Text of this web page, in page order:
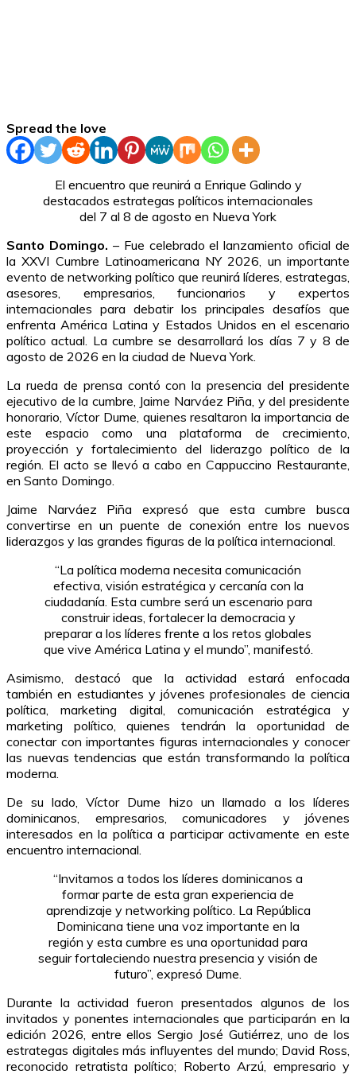
Spread the love
El encuentro que reunirá a Enrique Galindo y
destacados estrategas políticos internacionales
del 7 al 8 de agosto en Nueva York
Santo Domingo. – Fue celebrado el lanzamiento oficial de
la XXVI Cumbre Latinoamericana NY 2026, un importante
evento de networking político que reunirá líderes, estrategas,
asesores, empresarios, funcionarios y expertos
internacionales para debatir los principales desafíos que
enfrenta América Latina y Estados Unidos en el escenario
político actual. La cumbre se desarrollará los días 7 y 8 de
agosto de 2026 en la ciudad de Nueva York.
La rueda de prensa contó con la presencia del presidente
ejecutivo de la cumbre, Jaime Narváez Piña, y del presidente
honorario, Víctor Dume, quienes resaltaron la importancia de
este espacio como una plataforma de crecimiento,
proyección y fortalecimiento del liderazgo político de la
región. El acto se llevó a cabo en Cappuccino Restaurante,
en Santo Domingo.
Jaime Narváez Piña expresó que esta cumbre busca
convertirse en un puente de conexión entre los nuevos
liderazgos y las grandes figuras de la política internacional.
“La política moderna necesita comunicación
efectiva, visión estratégica y cercanía con la
ciudadanía. Esta cumbre será un escenario para
construir ideas, fortalecer la democracia y
preparar a los líderes frente a los retos globales
que vive América Latina y el mundo”, manifestó.
Asimismo, destacó que la actividad estará enfocada
también en estudiantes y jóvenes profesionales de ciencia
política, marketing digital, comunicación estratégica y
marketing político, quienes tendrán la oportunidad de
conectar con importantes figuras internacionales y conocer
las nuevas tendencias que están transformando la política
moderna.
De su lado, Víctor Dume hizo un llamado a los líderes
dominicanos, empresarios, comunicadores y jóvenes
interesados en la política a participar activamente en este
encuentro internacional.
“Invitamos a todos los líderes dominicanos a
formar parte de esta gran experiencia de
aprendizaje y networking político. La República
Dominicana tiene una voz importante en la
región y esta cumbre es una oportunidad para
seguir fortaleciendo nuestra presencia y visión de
futuro”, expresó Dume.
Durante la actividad fueron presentados algunos de los
invitados y ponentes internacionales que participarán en la
edición 2026, entre ellos Sergio José Gutiérrez, uno de los
estrategas digitales más influyentes del mundo; David Ross,
reconocido retratista político; Roberto Arzú, empresario y